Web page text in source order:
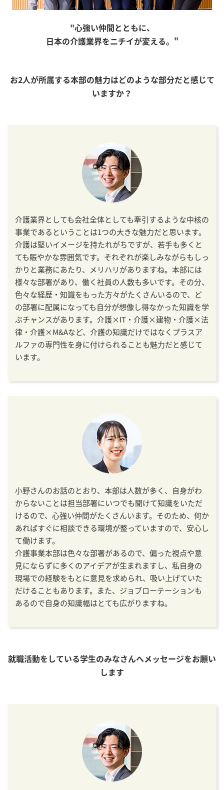
"心強い仲間とともに、
日本の介護業界をニチイが変える。"
お2人が所属する本部の魅力はどのような部分だと感じて
いますか？
介護業界としても会社全体としても牽引するような中核の
事業であるということは1つの大きな魅力だと思います。
介護は堅いイメージを持たれがちですが、若手も多くと
ても賑やかな雰囲気です。それぞれが楽しみながらもしっ
かりと業務にあたり、メリハリがありますね。本部には
様々な部署があり、働く社員の人数も多いです。その分、
色々な経歴・知識をもった方々がたくさんいるので、ど
の部署に配属になっても自分が想像し得なかった知識を学
ぶチャンスがあります。介護×IT・介護×建物・介護×法
律・介護×M&Aなど、介護の知識だけではなくプラスア
ルファの専門性を身に付けられることも魅力だと感じて
います。
小野さんのお話のとおり、本部は人数が多く、自身がわ
からないことは担当部署にいつでも聞けて知識をいただ
けるので、心強い仲間がたくさんいます。そのため、何か
あればすぐに相談できる環境が整っていますので、安心し
て働けます。
介護事業本部は色々な部署があるので、偏った視点や意
見にならずに多くのアイデアが生まれますし、私自身の
現場での経験をもとに意見を求められ、吸い上げていた
だけることもあります。また、ジョブローテーションも
あるので自身の知識幅はとても広がりますね。
就職活動をしている学生のみなさんへメッセージをお願い
します